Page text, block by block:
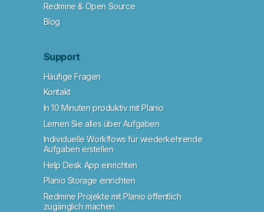
Redmine & Open Source
Blog
Support
Häufige Fragen
Kontakt
In 10 Minuten produktiv mit Planio
Lernen Sie alles über Aufgaben
Individuelle Workflows für wiederkehrende
Aufgaben erstellen
Help Desk App einrichten
Planio Storage einrichten
Redmine Projekte mit Planio öffentlich
zugänglich machen